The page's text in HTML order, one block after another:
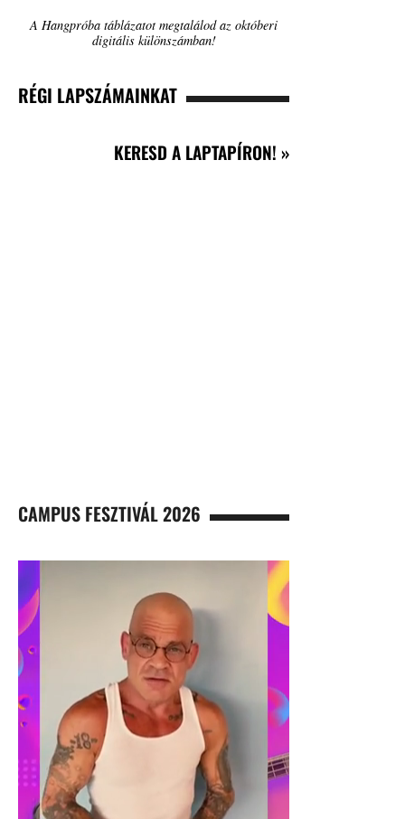
A Hangpróba táblázatot megtalálod az októberi
digitális különszámban!
RÉGI LAPSZÁMAINKAT
KERESD A LAPTAPÍRON! »
CAMPUS FESZTIVÁL 2026